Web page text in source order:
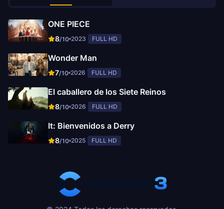
ONE PIECE
8/10 2023 FULL HD
Wonder Man
7/10 2026 FULL HD
El caballero de los Siete Reinos
8/10 2026 FULL HD
It: Bienvenidos a Derry
8/10 2025 FULL HD